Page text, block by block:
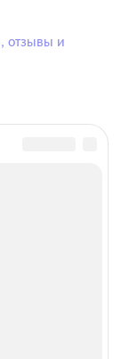
отзывы и